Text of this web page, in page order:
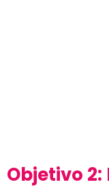
Objetivo